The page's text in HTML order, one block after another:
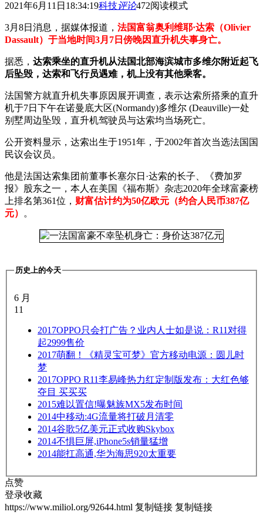
2021年6月11日18:34:19科技评论472阅读模式
3月8日消息，据媒体报道， 法国富翁奥利维耶·达索（Olivier
Dassault）于当地时间3月7日傍晚因直升机失事身亡。
据悉， 达索乘坐的直升机从法国北部海滨城市多维尔附近起飞
后坠毁，达索和飞行员遇难，机上没有其他乘客。
法国警方就直升机失事原因展开调查，表示达索所搭乘的直升
机于7日下午在诺曼底大区(Normandy)多维尔 (Deauville)一处
别墅周边坠毁，直升机驾驶员与达索均当场死亡。
公开资料显示，达索出生于1951年，于2002年首次当选法国国
民议会议员。
他是法国达索集团前董事长塞尔日·达索的长子、《费加罗
报》股东之一，本人在美国《福布斯》杂志2020年全球富豪榜
上排名第361位， 财富估计约为50亿欧元（约合人民币387亿
元）
。
历史上的今天
6 月
11
2017OPPO只会打广告？业内人士如是说：R11对得
起2999售价
2017萌翻！《精灵宝可梦》官方移动电源：圆儿时
梦
2017OPPO R11李易峰热力红定制版发布：大红色够
夺目 买买买
2015难以置信!曝魅族MX5发布时间
2014中移动:4G流量将打破月清零
2014谷歌5亿美元正式收购Skybox
2014不惧巨屏,iPhone5s销量猛增
2014能扛高通,华为海思920太重要
点赞
登录收藏
https://www.miliol.org/92644.html 复制链接 复制链接